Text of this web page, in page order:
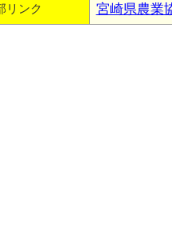
リンク 宮崎県農業